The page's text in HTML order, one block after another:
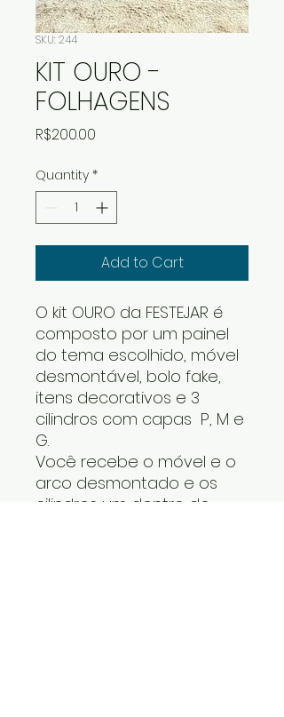
SKU: 244
KIT OURO -
FOLHAGENS
R$200.00
Quantity *
Add to Cart
O kit OURO da FESTEJAR é
composto por um painel
do tema escolhido, móvel
desmontável, bolo fake,
itens decorativos e 3
cilindros com capas P, M e
G.
Você recebe o móvel e o
arco desmontado e os
cilindros um dentro do